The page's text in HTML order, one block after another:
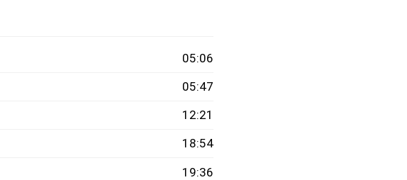
05:06
05:47
12:21
18:54
19:36